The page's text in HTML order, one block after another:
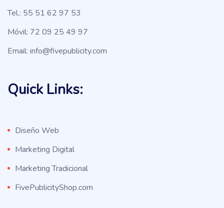
Tel.: 55 51 62 97 53
Móvil: 72 09 25 49 97
Email: info@fivepublicity.com
Quick Links:
Diseño Web
Marketing Digital
Marketing Tradicional
FivePublicityShop.com